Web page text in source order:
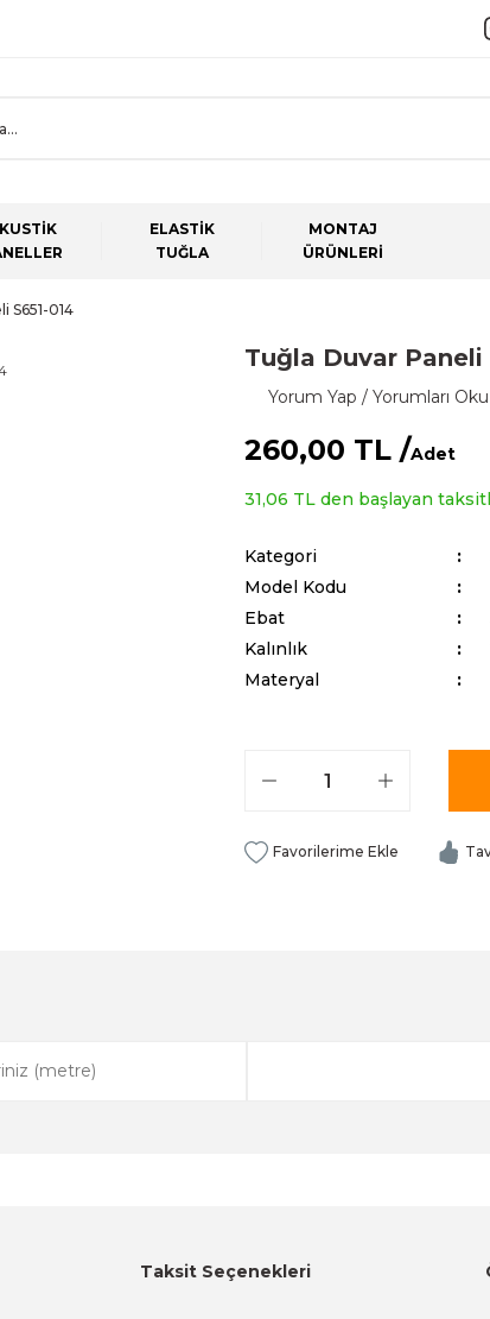
ELASTİK
TUĞLA
MONTAJ
ÜRÜNLERİ
S651-014
Tuğla Duvar Paneli
Yorum Yap / Yorumları Oku
260,00 TL /Adet
31,06 TL den başlayan
Kategori
Model Kodu
Ebat
Kalınlık
Materyal
Taksit Seçenekleri